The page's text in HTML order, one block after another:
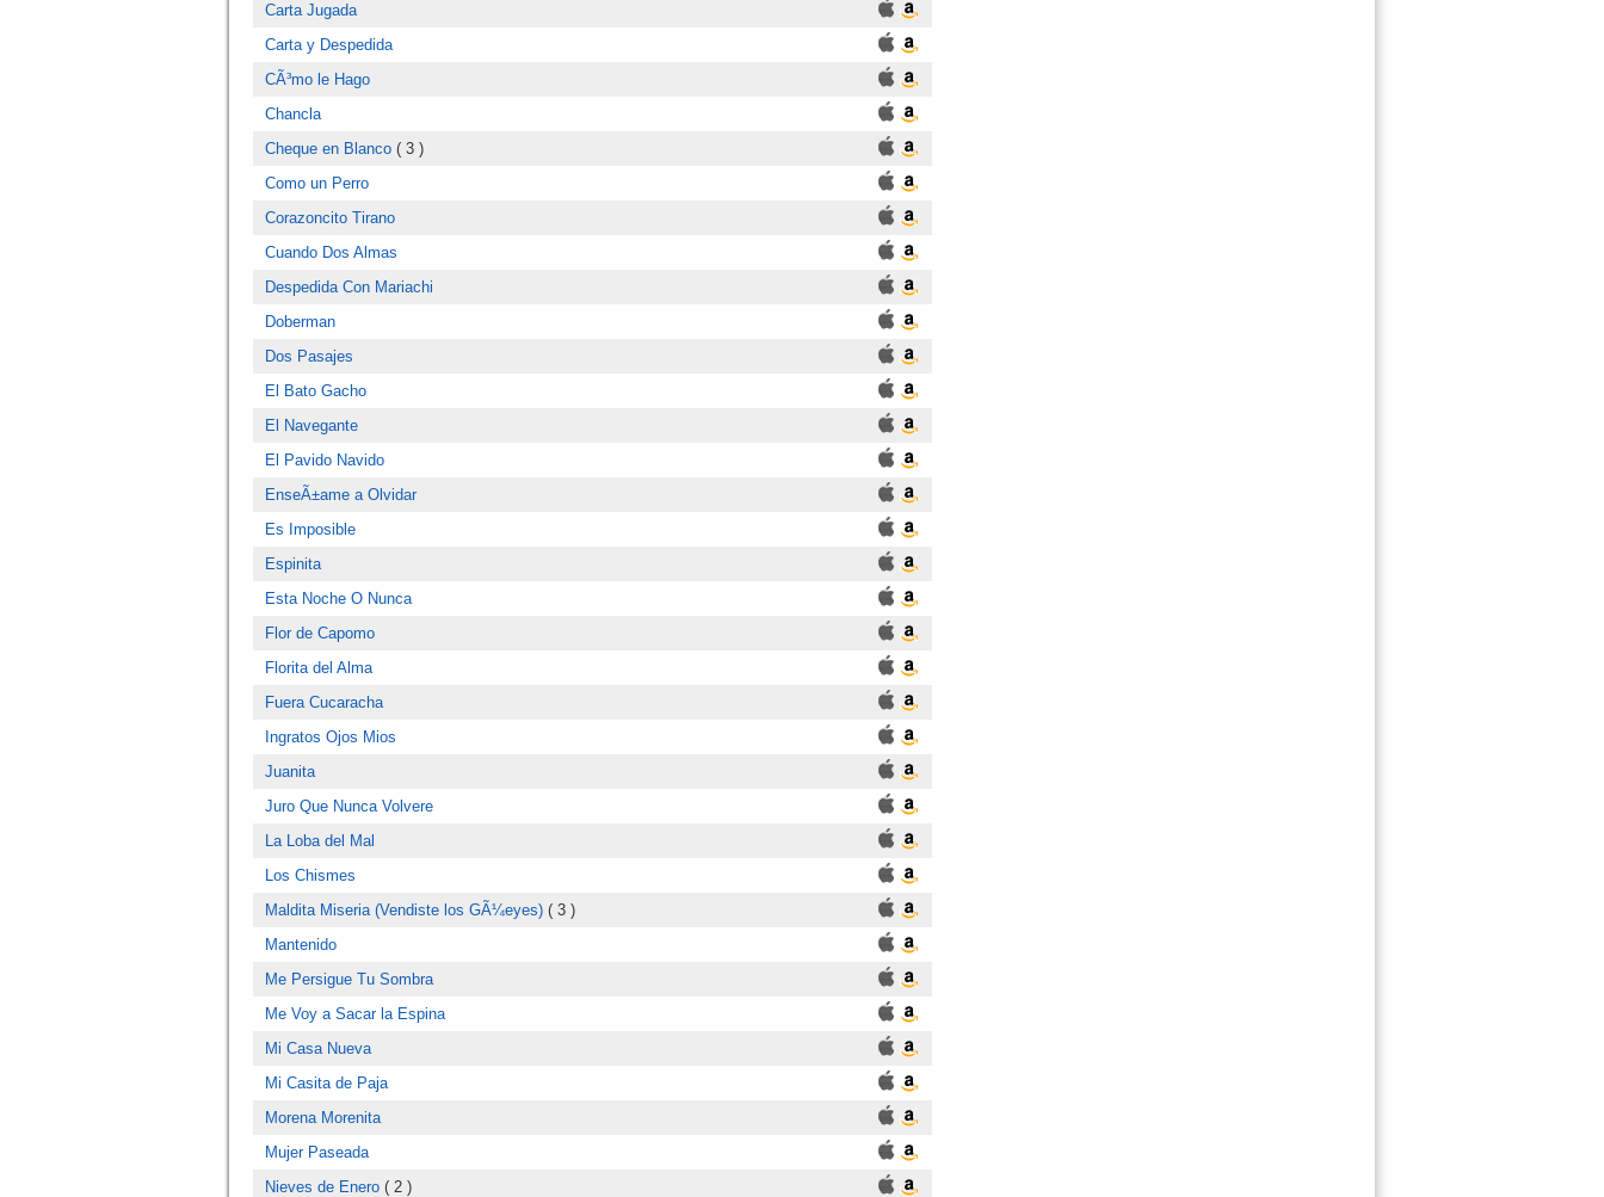
Carta Jugada
Carta y Despedida
CÃ³mo le Hago
Chancla
Cheque en Blanco ( 3 )
Como un Perro
Corazoncito Tirano
Cuando Dos Almas
Despedida Con Mariachi
Doberman
Dos Pasajes
El Bato Gacho
El Navegante
El Pavido Navido
EnseÃ±ame a Olvidar
Es Imposible
Espinita
Esta Noche O Nunca
Flor de Capomo
Florita del Alma
Fuera Cucaracha
Ingratos Ojos Mios
Juanita
Juro Que Nunca Volvere
La Loba del Mal
Los Chismes
Maldita Miseria (Vendiste los GÃ¼eyes) ( 3 )
Mantenido
Me Persigue Tu Sombra
Me Voy a Sacar la Espina
Mi Casa Nueva
Mi Casita de Paja
Morena Morenita
Mujer Paseada
Nieves de Enero ( 2 )